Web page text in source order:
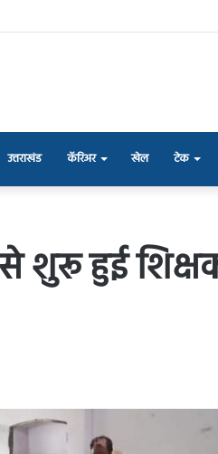
उत्तराखंड कॅरिअर खेल टेक
हुई शिक्षक